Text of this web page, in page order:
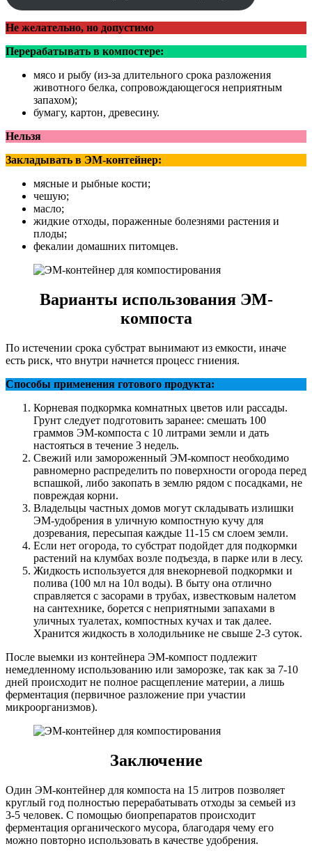
Не желательно, но допустимо
Перерабатывать в компостере:
мясо и рыбу (из-за длительного срока разложения
животного белка, сопровождающегося неприятным
запахом);
бумагу, картон, древесину.
Нельзя
Закладывать в ЭМ-контейнер:
мясные и рыбные кости;
чешую;
масло;
жидкие отходы, пораженные болезнями растения и
плоды;
фекалии домашних питомцев.
Варианты использования ЭМ-
компоста
По истечении срока субстрат вынимают из емкости, иначе
есть риск, что внутри начнется процесс гниения.
Способы применения готового продукта:
Корневая подкормка комнатных цветов или рассады.
Грунт следует подготовить заранее: смешать 100
граммов ЭМ-компоста с 10 литрами земли и дать
настояться в течение 3 недель.
Свежий или замороженный ЭМ-компост необходимо
равномерно распределить по поверхности огорода перед
вспашкой, либо закопать в землю рядом с посадками, не
повреждая корни.
Владельцы частных домов могут складывать излишки
ЭМ-удобрения в уличную компостную кучу для
дозревания, пересыпая каждые 11-15 см слоем земли.
Если нет огорода, то субстрат подойдет для подкормки
растений на клумбах возле подъезда, в парке или в лесу.
Жидкость используется для внекорневой подкормки и
полива (100 мл на 10л воды). В быту она отлично
справляется с засорами в трубах, известковым налетом
на сантехнике, борется с неприятными запахами в
уличных туалетах, компостных кучах и так далее.
Хранится жидкость в холодильнике не свыше 2-3 суток.
После выемки из контейнера ЭМ-компост подлежит
немедленному использованию или заморозке, так как за 7-10
дней происходит не полное расщепление материи, а лишь
ферментация (первичное разложение при участии
микроорганизмов).
Заключение
Один ЭМ-контейнер для компоста на 15 литров позволяет
круглый год полностью перерабатывать отходы за семьей из
3-5 человек. С помощью биопрепаратов происходит
ферментация органического мусора, благодаря чему его
можно повторно использовать в качестве удобрения.